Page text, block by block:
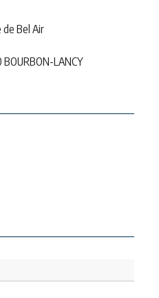
de Bel Air
BOURBON-LANCY